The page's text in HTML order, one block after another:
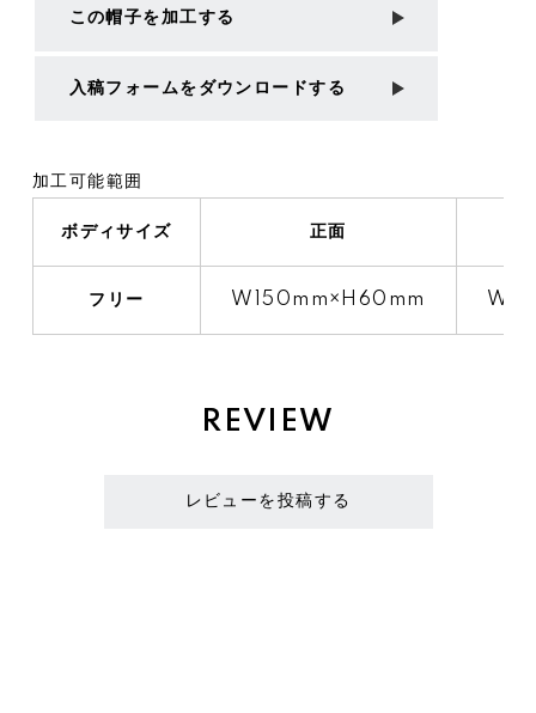
この帽子を加工する
入稿フォームをダウンロードする
加工可能範囲
ボディサイズ 正面
フリー W150mm×H60mm
REVIEW
レビューを投稿する